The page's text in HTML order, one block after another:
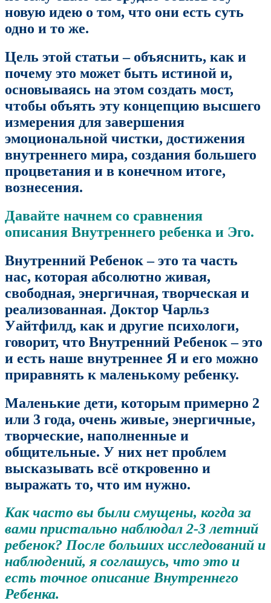
новую идею о том, что они есть суть
одно и то же.
Цель этой статьи – объяснить, как и
почему это может быть истиной и,
основываясь на этом создать мост,
чтобы объять эту концепцию высшего
измерения для завершения
эмоциональной чистки, достижения
внутреннего мира, создания большего
процветания и в конечном итоге,
вознесения.
Давайте начнем со сравнения
описания Внутреннего ребенка и Эго.
Внутренний Ребенок – это та часть
нас, которая абсолютно живая,
свободная, энергичная, творческая и
реализованная. Доктор Чарльз
Уайтфилд, как и другие психологи,
говорит, что Внутренний Ребенок – это
и есть наше внутреннее Я и его можно
приравнять к маленькому ребенку.
Маленькие дети, которым примерно 2
или 3 года, очень живые, энергичные,
творческие, наполненные и
общительные. У них нет проблем
высказывать всё откровенно и
выражать то, что им нужно.
Как часто вы были смущены, когда за
вами пристально наблюдал 2-3 летний
ребенок? После больших исследований и
наблюдений, я соглашусь, что это и
есть точное описание Внутреннего
Ребенка.